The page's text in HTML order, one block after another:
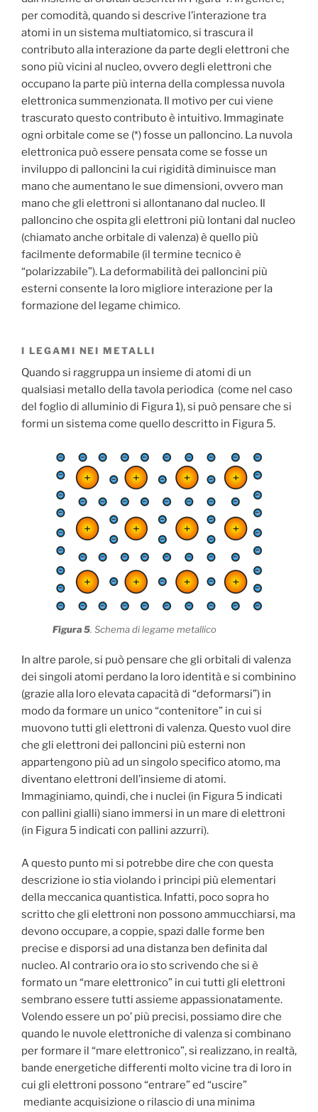
per comodità, quando si descrive l’interazione tra
atomi in un sistema multiatomico, si trascura il
contributo alla interazione da parte degli elettroni che
sono più vicini al nucleo, ovvero degli elettroni che
occupano la parte più interna della complessa nuvola
elettronica summenzionata. Il motivo per cui viene
trascurato questo contributo è intuitivo. Immaginate
ogni orbitale come se (*) fosse un palloncino. La nuvola
elettronica può essere pensata come se fosse un
inviluppo di palloncini la cui rigidità diminuisce man
mano che aumentano le sue dimensioni, ovvero man
mano che gli elettroni si allontanano dal nucleo. Il
palloncino che ospita gli elettroni più lontani dal nucleo
(chiamato anche orbitale di valenza) è quello più
facilmente deformabile (il termine tecnico è
“polarizzabile”). La deformabilità dei palloncini più
esterni consente la loro migliore interazione per la
formazione del legame chimico.
I LEGAMI NEI METALLI
Quando si raggruppa un insieme di atomi di un
qualsiasi metallo della tavola periodica (come nel caso
del foglio di alluminio di Figura 1), si può pensare che si
formi un sistema come quello descritto in Figura 5.
Figura 5. Schema di legame metallico
In altre parole, si può pensare che gli orbitali di valenza
dei singoli atomi perdano la loro identità e si combinino
(grazie alla loro elevata capacità di “deformarsi”) in
modo da formare un unico “contenitore” in cui si
muovono tutti gli elettroni di valenza. Questo vuol dire
che gli elettroni dei palloncini più esterni non
appartengono più ad un singolo specifico atomo, ma
diventano elettroni dell’insieme di atomi.
Immaginiamo, quindi, che i nuclei (in Figura 5 indicati
con pallini gialli) siano immersi in un mare di elettroni
(in Figura 5 indicati con pallini azzurri).
A questo punto mi si potrebbe dire che con questa
descrizione io stia violando i principi più elementari
della meccanica quantistica. Infatti, poco sopra ho
scritto che gli elettroni non possono ammucchiarsi, ma
devono occupare, a coppie, spazi dalle forme ben
precise e disporsi ad una distanza ben definita dal
nucleo. Al contrario ora io sto scrivendo che si è
formato un “mare elettronico” in cui tutti gli elettroni
sembrano essere tutti assieme appassionatamente.
Volendo essere un po’ più precisi, possiamo dire che
quando le nuvole elettroniche di valenza si combinano
per formare il “mare elettronico”, si realizzano, in realtà,
bande energetiche differenti molto vicine tra di loro in
cui gli elettroni possono “entrare” ed “uscire”
mediante acquisizione o rilascio di una minima